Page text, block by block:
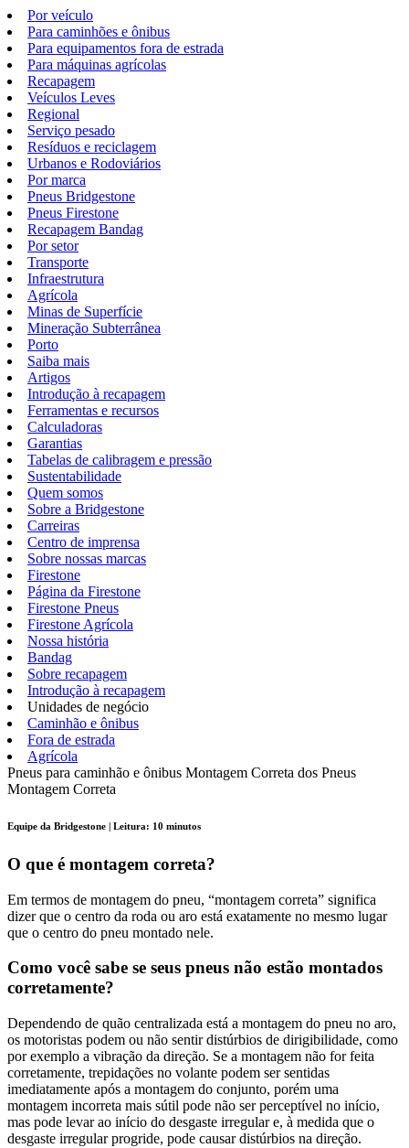
Por veículo
Para caminhões e ônibus
Para equipamentos fora de estrada
Para máquinas agrícolas
Recapagem
Veículos Leves
Regional
Serviço pesado
Resíduos e reciclagem
Urbanos e Rodoviários
Por marca
Pneus Bridgestone
Pneus Firestone
Recapagem Bandag
Por setor
Transporte
Infraestrutura
Agrícola
Minas de Superfície
Mineração Subterrânea
Porto
Saiba mais
Artigos
Introdução à recapagem
Ferramentas e recursos
Calculadoras
Garantias
Tabelas de calibragem e pressão
Sustentabilidade
Quem somos
Sobre a Bridgestone
Carreiras
Centro de imprensa
Sobre nossas marcas
Firestone
Página da Firestone
Firestone Pneus
Firestone Agrícola
Nossa história
Bandag
Sobre recapagem
Introdução à recapagem
Unidades de negócio
Caminhão e ônibus
Fora de estrada
Agrícola
Pneus para caminhão e ônibus Montagem Correta dos Pneus
Montagem Correta
Equipe da Bridgestone | Leitura: 10 minutos
O que é montagem correta?
Em termos de montagem do pneu, “montagem correta” significa
dizer que o centro da roda ou aro está exatamente no mesmo lugar
que o centro do pneu montado nele.
Como você sabe se seus pneus não estão montados
corretamente?
Dependendo de quão centralizada está a montagem do pneu no aro,
os motoristas podem ou não sentir distúrbios de dirigibilidade, como
por exemplo a vibração da direção. Se a montagem não for feita
corretamente, trepidações no volante podem ser sentidas
imediatamente após a montagem do conjunto, porém uma
montagem incorreta mais sútil pode não ser perceptível no início,
mas pode levar ao início do desgaste irregular e, à medida que o
desgaste irregular progride, pode causar distúrbios na direção.